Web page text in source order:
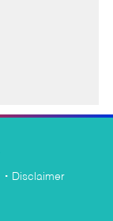
Disclaimer